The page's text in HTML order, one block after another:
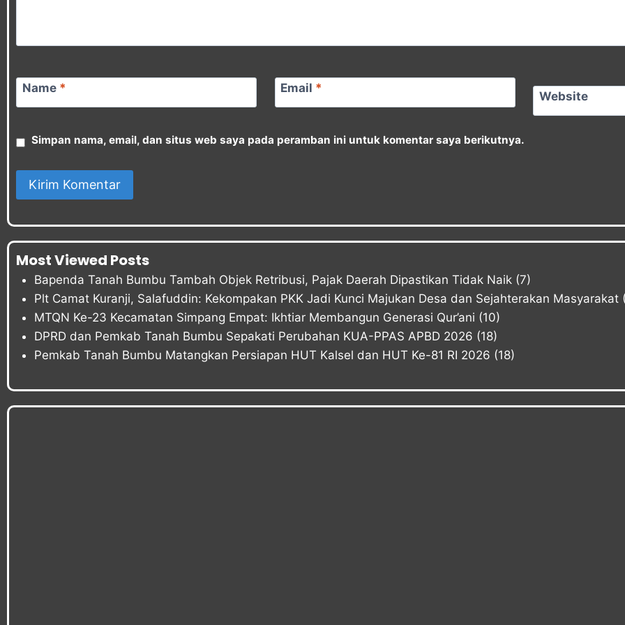
Name * Email *
Website
Simpan nama, email, dan situs web saya pada peramban ini untuk komentar saya berikutnya.
Most Viewed Posts
Bapenda Tanah Bumbu Tambah Objek Retribusi, Pajak Daerah Dipastikan Tidak Naik (7)
Plt Camat Kuranji, Salafuddin: Kekompakan PKK Jadi Kunci Majukan Desa dan Sejahterakan Masyarakat
MTQN Ke-23 Kecamatan Simpang Empat: Ikhtiar Membangun Generasi Qur’ani (10)
DPRD dan Pemkab Tanah Bumbu Sepakati Perubahan KUA-PPAS APBD 2026 (18)
Pemkab Tanah Bumbu Matangkan Persiapan HUT Kalsel dan HUT Ke-81 RI 2026 (18)